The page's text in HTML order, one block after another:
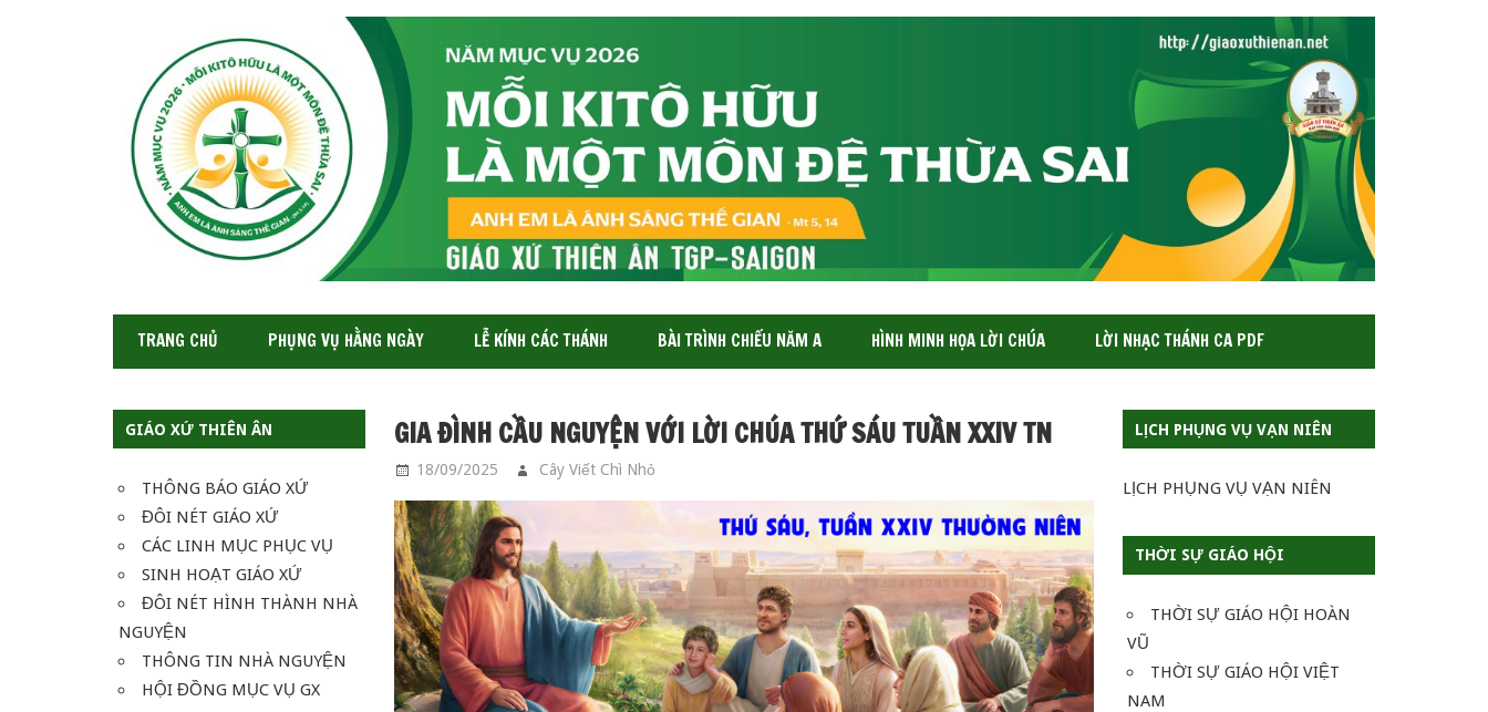
XỨ
THIÊN
ÂN-
SAIGON
TRANG CHỦ PHỤNG VỤ HẰNG NGÀY LỄ KÍNH CÁC THÁNH BÀI TRÌNH CHIẾU NĂM A HÌNH MINH HỌA LỜI CHÚA LỜI NHẠC THÁNH CA PDF
GIÁO XỨ THIÊN ÂN
THÔNG BÁO GIÁO XỨ
ĐÔI NÉT GIÁO XỨ
CÁC LINH MỤC PHỤC VỤ
SINH HOẠT GIÁO XỨ
ĐÔI NÉT HÌNH THÀNH NHÀ
NGUYỆN
THÔNG TIN NHÀ NGUYỆN
HỘI ĐỒNG MỤC VỤ GX
GIA ĐÌNH CẦU NGUYỆN VỚI LỜI CHÚA THỨ SÁU TUẦN XXIV TN
18/09/2025 Cây Viết Chì Nhỏ
LỊCH PHỤNG VỤ VẠN NIÊN
LỊCH PHỤNG VỤ VẠN NIÊN
THỜI SỰ GIÁO HỘI
THỜI SỰ GIÁO HỘI HOÀN
VŨ
THỜI SỰ GIÁO HỘI VIỆT
NAM